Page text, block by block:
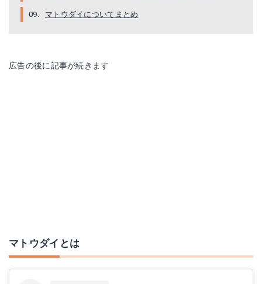
マトウダイについてまとめ
広告の後に記事が続きます
マトウダイとは